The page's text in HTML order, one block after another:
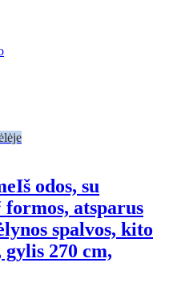
Iš odos, su
atsparus
spalvos, kito
270 cm,